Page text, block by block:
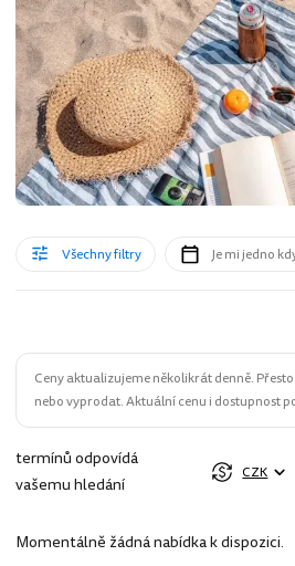
Všechny filtry Je mi jedno
Ceny aktualizujeme několikrát denně.
nebo vyprodat. Aktuální cenu i dostupnost
termínů odpovídá
vašemu hledání
CZK
Momentálně žádná nabídka k dispozici.